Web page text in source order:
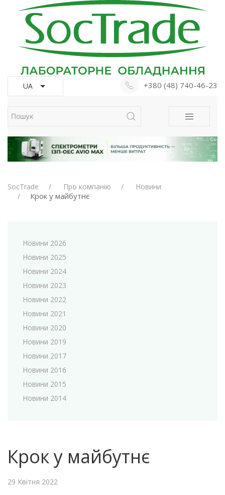
UA +380 (48) 740-46-23
SocTrade Про компанію Новини
Крок у майбутнє
Новини 2026
Новини 2025
Новини 2024
Новини 2023
Новини 2022
Новини 2021
Новини 2020
Новини 2019
Новини 2017
Новини 2016
Новини 2015
Новини 2014
Крок у майбутнє
29 Квітня 2022